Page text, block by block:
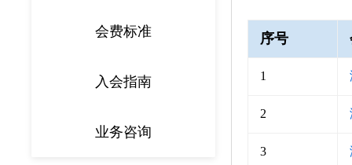
会费标准
入会指南
业务咨询
序号
1
2
3